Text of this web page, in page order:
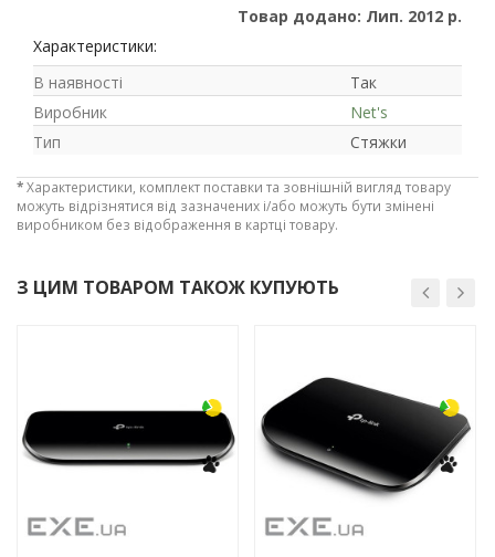
21
63
Товар додано: Лип. 2012 р.
Характеристики:
В наявності
Так
Виробник
Net's
Тип
Стяжки
*Характеристики, комплект поставки та зовнішній вигляд товару
можуть відрізнятися від зазначених і/або можуть бути змінені
виробником без відображення в картці товару.
З ЦИМ ТОВАРОМ ТАКОЖ КУПУЮТЬ